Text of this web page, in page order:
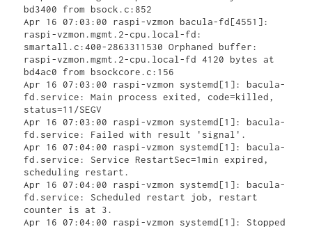
bd3400 from bsock.c:852
Apr 16 07:03:00 raspi-vzmon bacula-fd[4551]:
raspi-vzmon.mgmt.2-cpu.local-fd:
smartall.c:400-2863311530 Orphaned buffer:
raspi-vzmon.mgmt.2-cpu.local-fd 4120 bytes at
bd4ac0 from bsockcore.c:156
Apr 16 07:03:00 raspi-vzmon systemd[1]: bacula-
fd.service: Main process exited, code=killed,
status=11/SEGV
Apr 16 07:03:00 raspi-vzmon systemd[1]: bacula-
fd.service: Failed with result 'signal'.
Apr 16 07:04:00 raspi-vzmon systemd[1]: bacula-
fd.service: Service RestartSec=1min expired,
scheduling restart.
Apr 16 07:04:00 raspi-vzmon systemd[1]: bacula-
fd.service: Scheduled restart job, restart
counter is at 3.
Apr 16 07:04:00 raspi-vzmon systemd[1]: Stopped